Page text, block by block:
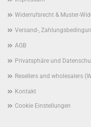
Widerrufsrecht & Muster-
Versand-,
AGB
Privatsphäre und
Resellers and wholesalers
Kontakt
Cookie Einstellungen